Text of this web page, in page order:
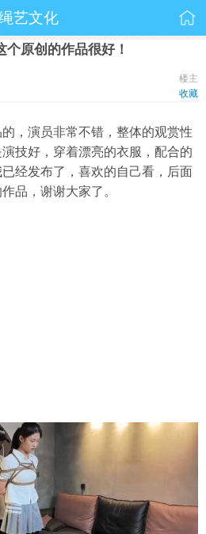
艺文化
原创的作品很好！
楼主
收藏
，演员非常不错，整体的观赏性
技好，穿着漂亮的衣服，配合的
经发布了，喜欢的自己看，后面
品，谢谢大家了。